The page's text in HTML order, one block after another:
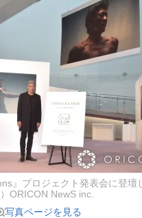
』プロジェクト発表会に登壇
）ORICON NewS inc.
写真ページを見る